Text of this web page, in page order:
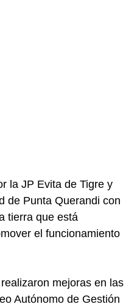
la JP Evita de Tigre y
de Punta Querandi con
tierra que está
el funcionamiento
mejoras en las
Autónomo de Gestión